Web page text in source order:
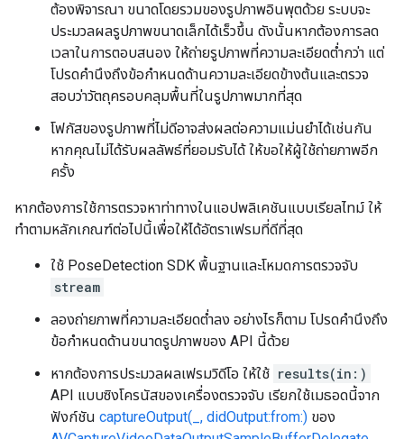
ต้องพิจารณา ขนาดโดยรวมของรูปภาพอินพุตด้วย ระบบจะ
ประมวลผลรูปภาพขนาดเล็กได้เร็วขึ้น ดังนั้นหากต้องการลด
เวลาในการตอบสนอง ให้ถ่ายรูปภาพที่ความละเอียดต่ำกว่า แต่
โปรดคำนึงถึงข้อกำหนดด้านความละเอียดข้างต้นและตรวจ
สอบว่าวัตถุครอบคลุมพื้นที่ในรูปภาพมากที่สุด
โฟกัสของรูปภาพที่ไม่ดีอาจส่งผลต่อความแม่นยำได้เช่นกัน
หากคุณไม่ได้รับผลลัพธ์ที่ยอมรับได้ ให้ขอให้ผู้ใช้ถ่ายภาพอีก
ครั้ง
หากต้องการใช้การตรวจหาท่าทางในแอปพลิเคชันแบบเรียลไทม์ ให้
ทำตามหลักเกณฑ์ต่อไปนี้เพื่อให้ได้อัตราเฟรมที่ดีที่สุด
ใช้ PoseDetection SDK พื้นฐานและโหมดการตรวจจับ
stream
ลองถ่ายภาพที่ความละเอียดต่ำลง อย่างไรก็ตาม โปรดคำนึงถึง
ข้อกำหนดด้านขนาดรูปภาพของ API นี้ด้วย
หากต้องการประมวลผลเฟรมวิดีโอ ให้ใช้ results(in:)
API แบบซิงโครนัสของเครื่องตรวจจับ เรียกใช้เมธอดนี้จาก
ฟังก์ชัน captureOutput(_, didOutput:from:) ของ